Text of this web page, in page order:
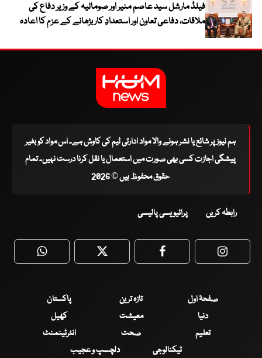
فیلڈ مارشل سید عاصم منیر اور صومالیہ کے وزیر دفاع کی
ملاقات، دفاعی تعاون اور استعدادِ کار بڑھانے کے عزم کا اعادہ
ہم نیوز پر شائع یا نشر ہونے والا مواد ادارتی ٹیم کی کاوش ہے۔ اس مواد کو بغیر
پیشگی اجازت کسی بھی صورت میں استعمال یا نقل کرنا درست نہیں۔ تمام
حقوق محفوظ ہیں © 2026
رابطہ کریں پرائیویسی پالیسی
WhatsApp Twitter Facebook
صفحۂ اول تازہ ترین
پاکستان
دنیا
معیشت
کھیل
تعلیم
صحت
انٹرٹینمنٹ
ٹیکنالوجی
دلچسپ و عجیب